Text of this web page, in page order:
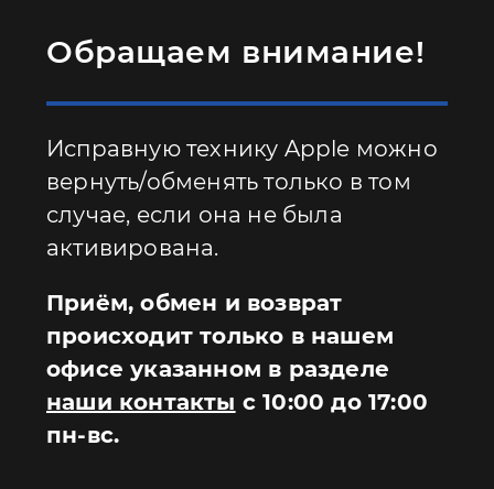
Обращаем внимание!
Исправную технику Apple можно
вернуть/обменять только в том
случае, если она не была
активирована.
Приём, обмен и возврат
происходит только в нашем
офисе указанном в разделе
наши контакты с 10:00 до 17:00
пн-вс.